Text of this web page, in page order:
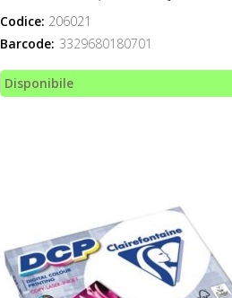
Codice: 206021
Barcode: 3329680180701
Disponibile